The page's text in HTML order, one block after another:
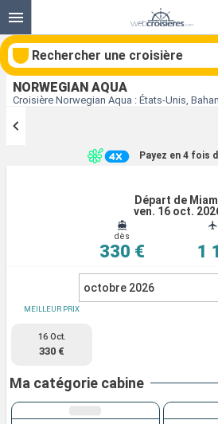
NORWEGIAN AQUA
Départ de
ven. 16 oct.
dès
330 € 1
Payez en 4 fois
octobre 2026
MEILLEUR PRIX
16 Oct.
330 €
Ma catégorie cabine
Rechercher une croisière